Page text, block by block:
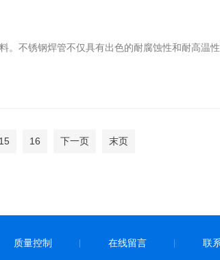
。不锈钢焊管不仅具有出色的耐腐蚀性和耐高温
15 16 下一页 末页
质量控制 在线留言 联